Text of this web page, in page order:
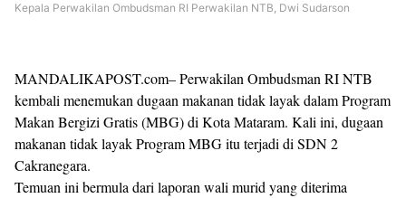
Kepala Perwakilan Ombudsman RI Perwakilan NTB, Dwi Sudarson
MANDALIKAPOST.com– Perwakilan Ombudsman RI NTB
kembali menemukan dugaan makanan tidak layak dalam Program
Makan Bergizi Gratis (MBG) di Kota Mataram. Kali ini, dugaan
makanan tidak layak Program MBG itu terjadi di SDN 2
Cakranegara.
Temuan ini bermula dari laporan wali murid yang diterima